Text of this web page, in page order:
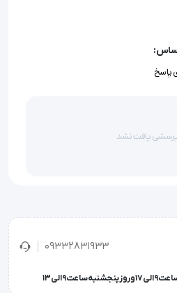
پاسخ
یافت نشد
09332831933
9 الی 13